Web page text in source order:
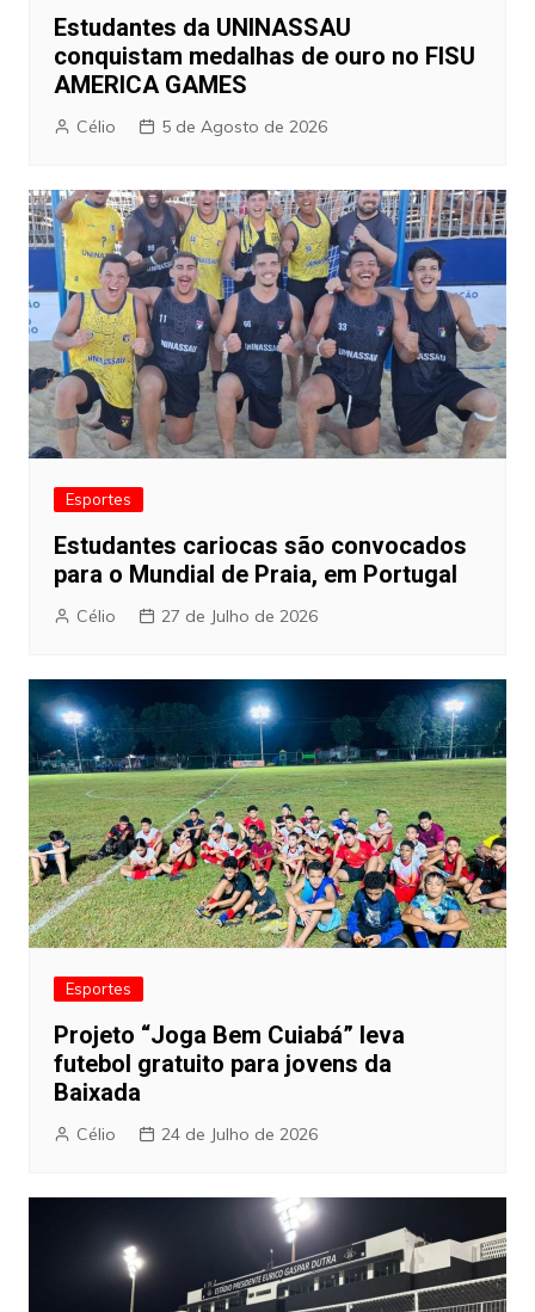
Estudantes da UNINASSAU
conquistam medalhas de ouro no FISU
AMERICA GAMES
Célio 5 de Agosto de 2026
Esportes
Estudantes cariocas são convocados
para o Mundial de Praia, em Portugal
Célio 27 de Julho de 2026
Esportes
Projeto “Joga Bem Cuiabá” leva
futebol gratuito para jovens da
Baixada
Célio 24 de Julho de 2026